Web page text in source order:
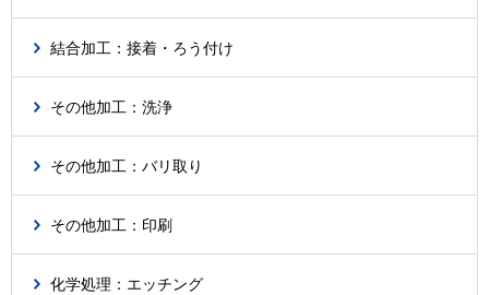
結合加工：接着・ろう付け
その他加工：洗浄
その他加工：バリ取り
その他加工：印刷
化学処理：エッチング